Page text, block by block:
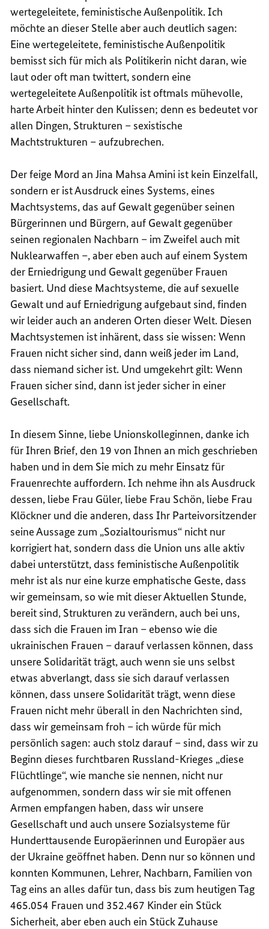
wertegeleitete, feministische Außenpolitik. Ich
möchte an dieser Stelle aber auch deutlich sagen:
Eine wertegeleitete, feministische Außenpolitik
bemisst sich für mich als Politikerin nicht daran, wie
laut oder oft man twittert, sondern eine
wertegeleitete Außenpolitik ist oftmals mühevolle,
harte Arbeit hinter den Kulissen; denn es bedeutet vor
allen Dingen, Strukturen – sexistische
Machtstrukturen – aufzubrechen.
Der feige Mord an Jina Mahsa Amini ist kein Einzelfall,
sondern er ist Ausdruck eines Systems, eines
Machtsystems, das auf Gewalt gegenüber seinen
Bürgerinnen und Bürgern, auf Gewalt gegenüber
seinen regionalen Nachbarn – im Zweifel auch mit
Nuklearwaffen –, aber eben auch auf einem System
der Erniedrigung und Gewalt gegenüber Frauen
basiert. Und diese Machtsysteme, die auf sexuelle
Gewalt und auf Erniedrigung aufgebaut sind, finden
wir leider auch an anderen Orten dieser Welt. Diesen
Machtsystemen ist inhärent, dass sie wissen: Wenn
Frauen nicht sicher sind, dann weiß jeder im Land,
dass niemand sicher ist. Und umgekehrt gilt: Wenn
Frauen sicher sind, dann ist jeder sicher in einer
Gesellschaft.
In diesem Sinne, liebe Unionskolleginnen, danke ich
für Ihren Brief, den 19 von Ihnen an mich geschrieben
haben und in dem Sie mich zu mehr Einsatz für
Frauenrechte auffordern. Ich nehme ihn als Ausdruck
dessen, liebe Frau Güler, liebe Frau Schön, liebe Frau
Klöckner und die anderen, dass Ihr Parteivorsitzender
seine Aussage zum „Sozialtourismus“ nicht nur
korrigiert hat, sondern dass die Union uns alle aktiv
dabei unterstützt, dass feministische Außenpolitik
mehr ist als nur eine kurze emphatische Geste, dass
wir gemeinsam, so wie mit dieser Aktuellen Stunde,
bereit sind, Strukturen zu verändern, auch bei uns,
dass sich die Frauen im Iran – ebenso wie die
ukrainischen Frauen – darauf verlassen können, dass
unsere Solidarität trägt, auch wenn sie uns selbst
etwas abverlangt, dass sie sich darauf verlassen
können, dass unsere Solidarität trägt, wenn diese
Frauen nicht mehr überall in den Nachrichten sind,
dass wir gemeinsam froh – ich würde für mich
persönlich sagen: auch stolz darauf – sind, dass wir zu
Beginn dieses furchtbaren Russland-Krieges „diese
Flüchtlinge“, wie manche sie nennen, nicht nur
aufgenommen, sondern dass wir sie mit offenen
Armen empfangen haben, dass wir unsere
Gesellschaft und auch unsere Sozialsysteme für
Hunderttausende Europäerinnen und Europäer aus
der Ukraine geöffnet haben. Denn nur so können und
konnten Kommunen, Lehrer, Nachbarn, Familien von
Tag eins an alles dafür tun, dass bis zum heutigen Tag
465.054 Frauen und 352.467 Kinder ein Stück
Sicherheit, aber eben auch ein Stück Zuhause